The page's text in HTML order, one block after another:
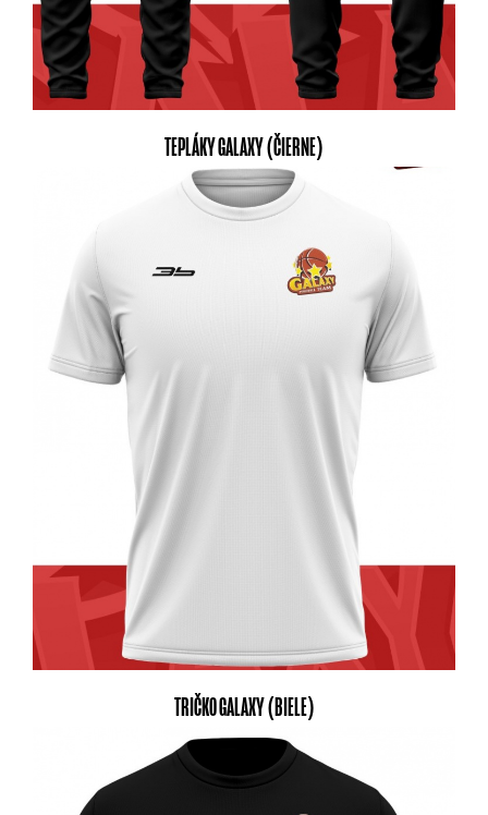
TEPLÁKY GALAXY (ČIERNE)
TRIČKO GALAXY (BIELE)